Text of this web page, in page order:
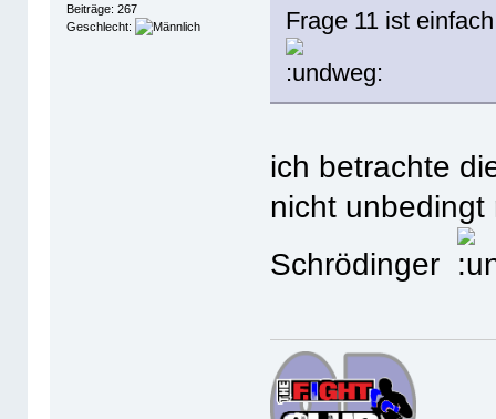
Beiträge: 267
Geschlecht:
Frage 11 ist
ich betrachte
nicht unbedingt
Schrödinger